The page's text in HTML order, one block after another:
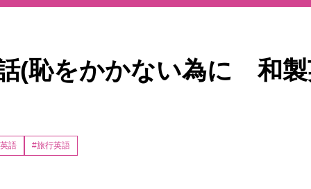
(恥をかかない為に 和
語 #旅行英語